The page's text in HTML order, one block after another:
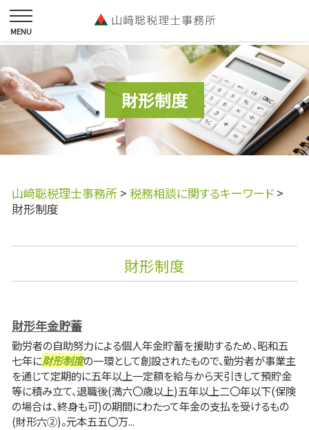
財形制度
山﨑聡税理士事務所 > 税務相談に関するキーワード >
財形制度
財形制度
財形年金貯蓄
勤労者の自助努力による個人年金貯蓄を援助するため、昭和五
七年に財形制度の一環として創設されたもので、勤労者が事業主
を通じて定期的に五年以上一定額を給与から天引きして預貯金
等に積み立て、退職後(満六〇歳以上)五年以上二〇年以下(保険
の場合は、終身も可)の期間にわたって年金の支払を受けるもの
(財形六②)。元本五五〇万...